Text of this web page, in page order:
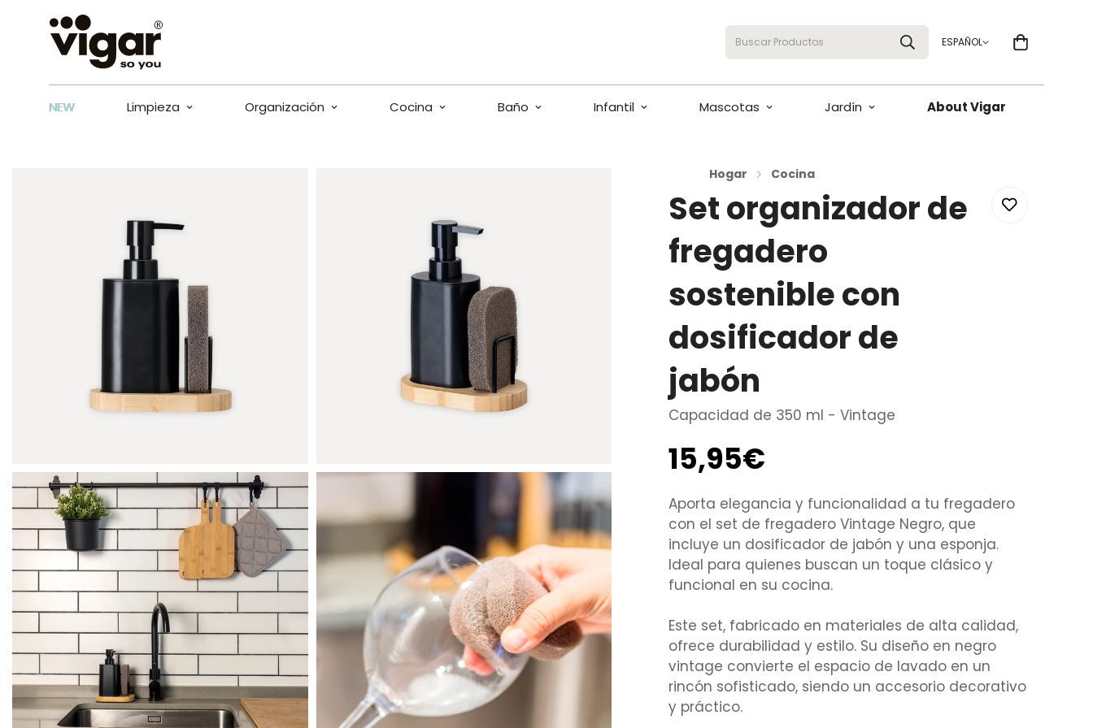
Buscar Productos ESPAÑOL
NEW Limpieza Organización Cocina Baño Infantil Mascotas Jardín About Vigar
Hogar Cocina
Set organizador de
fregadero
sostenible con
dosificador de
jabón
Capacidad de 350 ml - Vintage
Precio
regular
15,95€
Aporta elegancia y funcionalidad a tu fregadero
con el set de fregadero Vintage Negro, que
incluye un dosificador de jabón y una esponja.
Ideal para quienes buscan un toque clásico y
funcional en su cocina.
Este set, fabricado en materiales de alta calidad,
ofrece durabilidad y estilo. Su diseño en negro
vintage convierte el espacio de lavado en un
rincón sofisticado, siendo un accesorio decorativo
y práctico.